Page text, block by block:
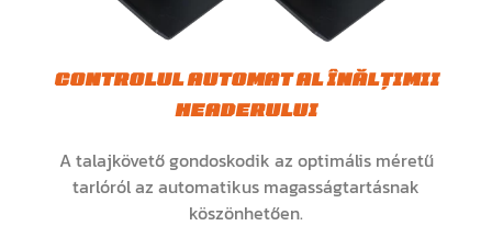
CONTROLUL AUTOMAT AL ÎNĂLȚIMII
HEADERULUI
A talajkövető gondoskodik az optimális méretű
tarlóról az automatikus magasságtartásnak
köszönhetően.